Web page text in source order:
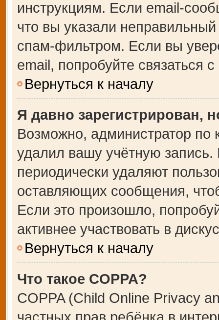
инструкциям. Если email-
что вы указали
спам-фильтром. Если вы
email, попробуйте связаться
Вернуться к началу
Я давно зарегистрирован,
Возможно, администратор по
удалил вашу учётную
периодически удаляют
оставляющих сообщения,
Если это произошло,
активнее участвовать в
Вернуться к началу
Что такое COPPA?
COPPA (Child Online Privacy